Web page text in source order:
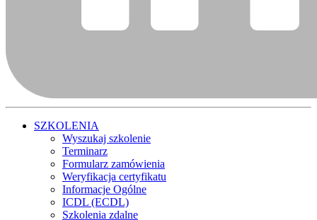
SZKOLENIA
Wyszukaj szkolenie
Terminarz
Formularz zamówienia
Weryfikacja certyfikatu
Informacje Ogólne
ICDL (ECDL)
Szkolenia zdalne